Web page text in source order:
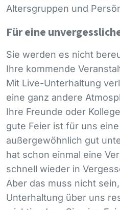
Altersgruppen und
Für eine
Sie werden es nicht
Ihre kommende
Mit Live-Unterhaltung
eine ganz andere
Ihre Freunde oder
gute Feier ist für uns
außergewöhnlich gut
hat schon einmal eine
schnell wieder in
Aber das muss nicht
Unterhaltung über uns